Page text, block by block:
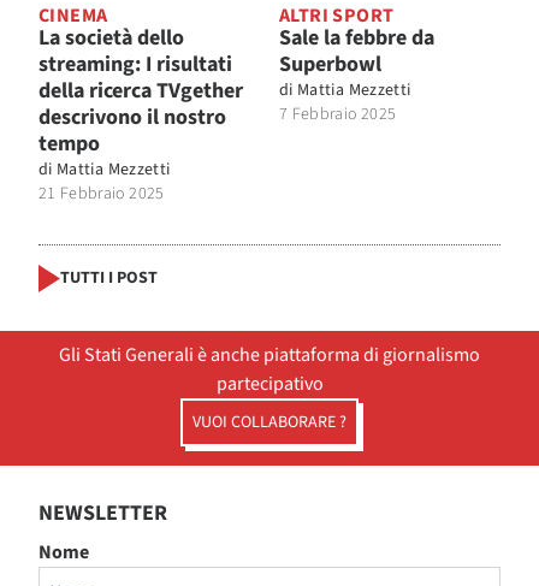
CINEMA
La società dello
streaming: I risultati
della ricerca TVgether
descrivono il nostro
tempo
di Mattia Mezzetti
21 Febbraio 2025
ALTRI SPORT
Sale la febbre da
Superbowl
di Mattia Mezzetti
7 Febbraio 2025
TUTTI I POST
Gli Stati Generali è anche piattaforma di giornalismo
partecipativo
VUOI COLLABORARE ?
NEWSLETTER
Nome